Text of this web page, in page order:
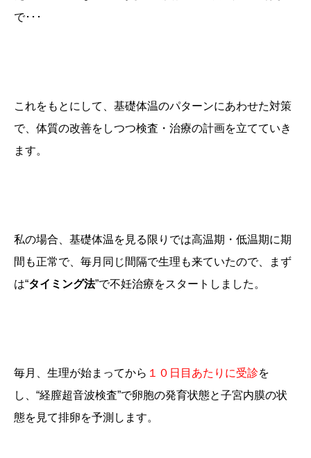
で･･･
これをもとにして、基礎体温のパターンにあわせた対策
で、 体質の改善をしつつ検査・治療の計画を立てていき
ます。
私の場合、基礎体温を見る限りでは高温期・低温期に期
間も正常で、毎月同じ間隔で生理も来ていたので、まず
は“タイミング法”で不妊治療をスタートしました。
毎月、生理が始まってから １０日目あたりに受診を
し、“経膣超音波検査”で卵胞の発育状態と子宮内膜の状
態を見て排卵を予測します。